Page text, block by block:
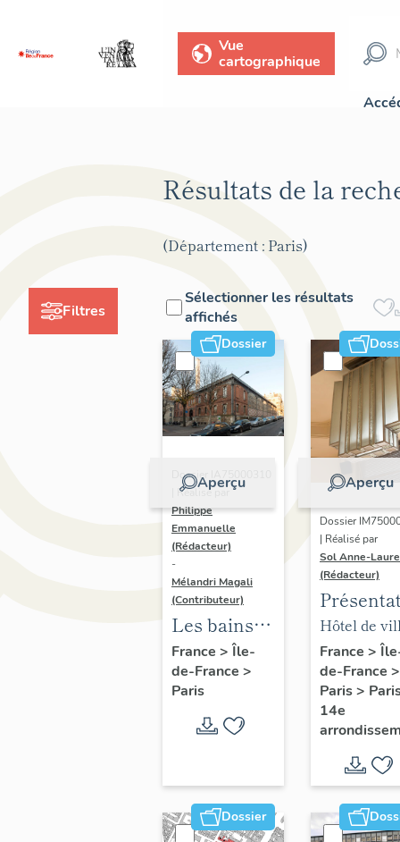
Vue
cartographique
Filtres
Résultats de la
(Département : Paris)
Sélectionner les résultats
affichés
Dossier
Aperçu
Dossier IA75000310
| Réalisé par
Philippe
Emmanuelle
(Rédacteur)
-
Mélandri Magali
(Contributeur)
Les bains
douches
municipaux
de la ville
de Paris
France > Île-
de-France >
Paris
Aperçu
Dossier
| Réalisé par
Sol Anne-Laure
(Rédacteur)
du
de la
annexe
Hôtel de
annexe
France >
de-France >
Paris>
14e
Dossier